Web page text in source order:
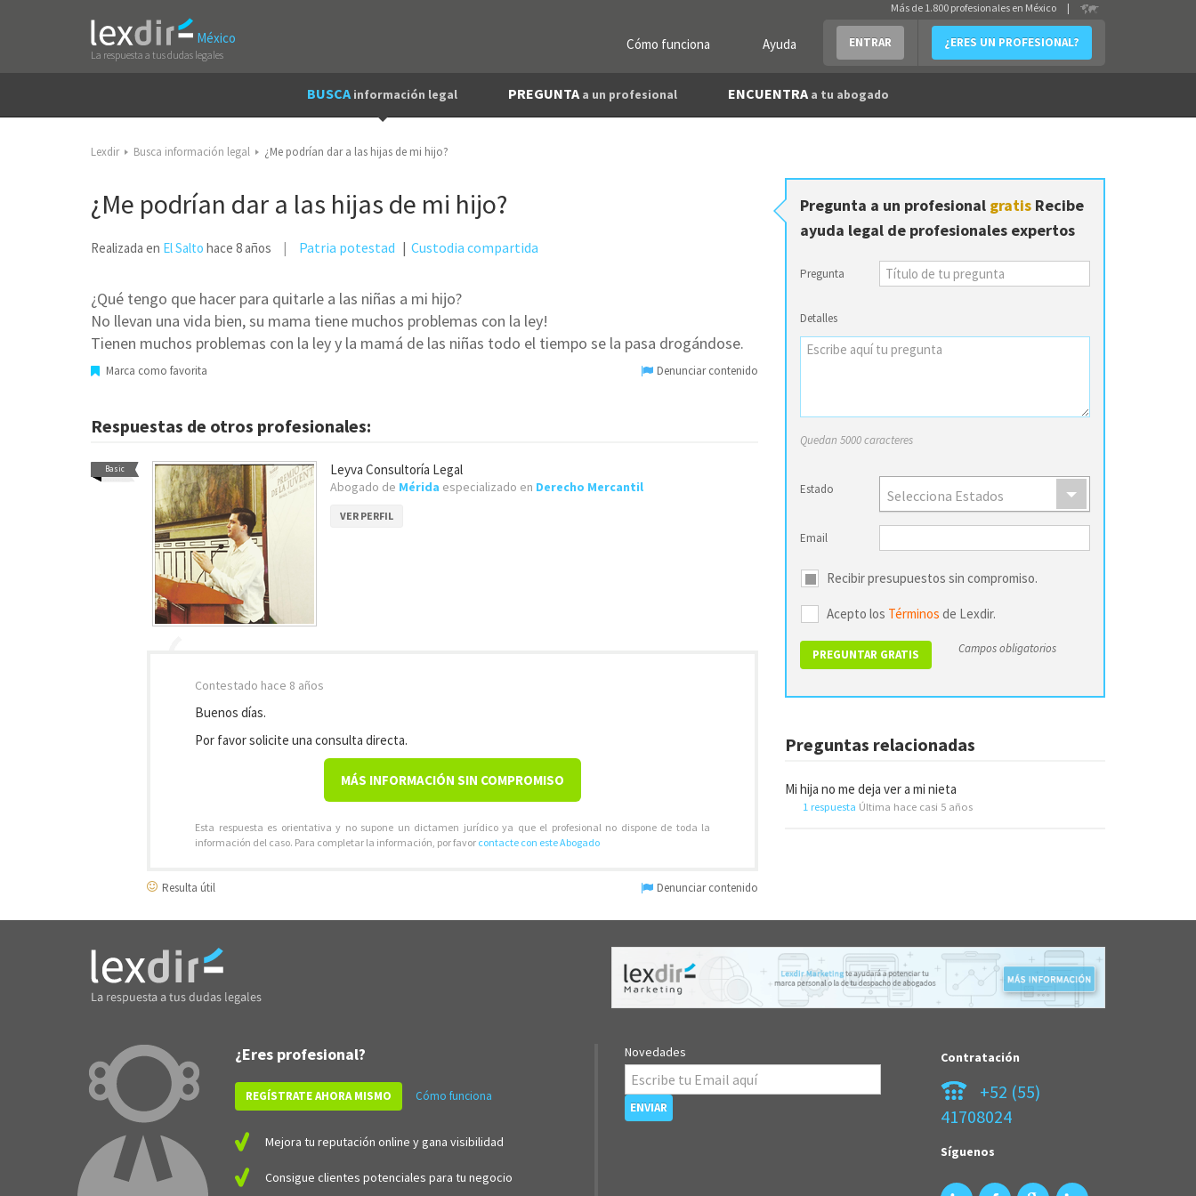
México
La respuesta a tus dudas legales
Cómo funciona Ayuda ENTRAR ¿ERES UN PROFESIONAL?
Más de 1.800 profesionales en México |
BUSCA información legal PREGUNTA a un profesional ENCUENTRA a tu abogado
Lexdir Busca información legal ¿Me podrían dar a las hijas de mi hijo?
¿Me podrían dar a las hijas de mi hijo?
Realizada en El Salto hace 8 años Patria potestad Custodia compartida
¿Qué tengo que hacer para quitarle a las niñas a mi hijo?
No llevan una vida bien, su mama tiene muchos problemas con la ley!
Tienen muchos problemas con la ley y la mamá de las niñas todo el tiempo se la pasa drogándose.
Marca como favorita Denunciar contenido
Respuestas de otros profesionales:
Basic Leyva Consultoría Legal
Abogado de Mérida especializado en Derecho Mercantil
VER PERFIL
Contestado hace 8 años
Buenos días.
Por favor solicite una consulta directa.
MÁS INFORMACIÓN SIN COMPROMISO
Esta respuesta es orientativa y no supone un dictamen jurídico ya que el profesional no dispone de toda la
información del caso. Para completar la información, por favor contacte con este Abogado
Resulta útil Denunciar contenido
Pregunta a un profesional gratis Recibe
ayuda legal de profesionales expertos
Pregunta
Detalles
Quedan 5000 caracteres
Estado Selecciona Estados
Email
Recibir presupuestos sin compromiso.
Acepto los Términos de Lexdir.
Campos obligatorios
Preguntas relacionadas
Mi hija no me deja ver a mi nieta
1 respuesta Última hace casi 5 años
¿Eres profesional?
REGÍSTRATE AHORA MISMO Cómo funciona
Mejora tu reputación online y gana visibilidad
Consigue clientes potenciales para tu negocio
Novedades Contratación
+52 (55)
41708024
Síguenos